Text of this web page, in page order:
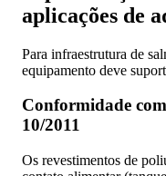
aplicações de
Para infraestrutura de
equipamento deve
Conformidade
10/2011
Os revestimentos de